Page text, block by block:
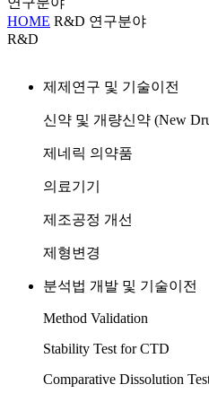
HOME R&D 연구분야
R&D
제제연구 및 기술이전
신약 및 개량신약 (New
제네릭 의약품
의료기기
제조공정 개선
제형변경
분석법 개발 및 기술이전
Method Validation
Stability Test for CTD
Comparative Dissolution